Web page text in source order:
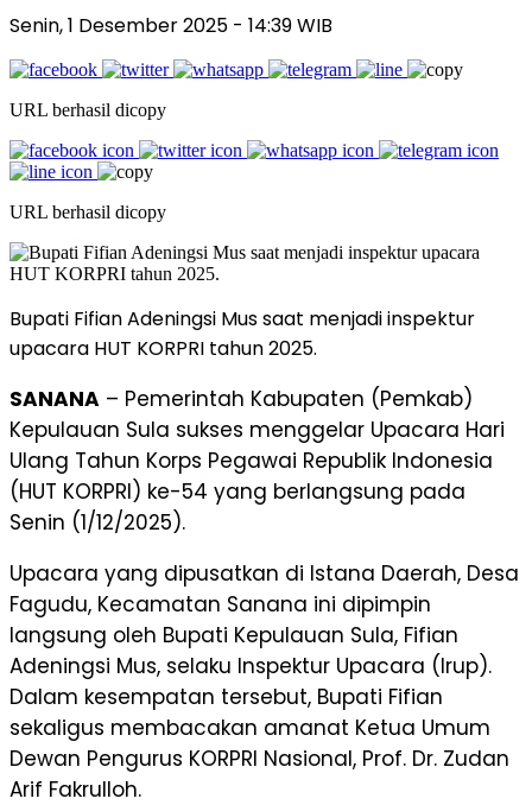
Senin, 1 Desember 2025 - 14:39 WIB
URL berhasil dicopy
URL berhasil dicopy
Bupati Fifian Adeningsi Mus saat menjadi inspektur
upacara HUT KORPRI tahun 2025.
SANANA – Pemerintah Kabupaten (Pemkab)
Kepulauan Sula sukses menggelar Upacara Hari
Ulang Tahun Korps Pegawai Republik Indonesia
(HUT KORPRI) ke-54 yang berlangsung pada
Senin (1/12/2025).
Upacara yang dipusatkan di Istana Daerah, Desa
Fagudu, Kecamatan Sanana ini dipimpin
langsung oleh Bupati Kepulauan Sula, Fifian
Adeningsi Mus, selaku Inspektur Upacara (Irup).
Dalam kesempatan tersebut, Bupati Fifian
sekaligus membacakan amanat Ketua Umum
Dewan Pengurus KORPRI Nasional, Prof. Dr. Zudan
Arif Fakrulloh.